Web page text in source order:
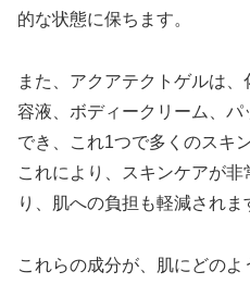
的な状態に保ちます。
また、アクアテクトゲルは
容液、ボディークリーム、
でき、これ1つで多くのスキ
これにより、スキンケアが
り、肌への負担も軽減されま
これらの成分が、肌にどの